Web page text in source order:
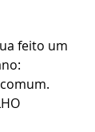
feito um